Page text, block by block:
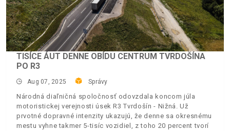
TISÍCE ÁUT DENNE OBÍDU CENTRUM TVRDOŠÍNA
PO R3
Aug 07, 2025 Správy
Národná diaľničná spoločnosť odovzdala koncom júla
motoristickej verejnosti úsek R3 Tvrdošín - Nižná. Už
prvotné dopravné intenzity ukazujú, že denne sa okresnému
mestu vyhne takmer 5-tisíc vozidiel, z toho 20 percent tvorí